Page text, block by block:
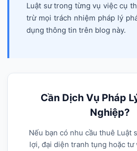
Luật sư trong từng vụ việc cụ
trừ mọi trách nhiệm pháp lý
dụng thông tin trên blog này.
Cần Dịch Vụ Pháp
Nghiệp?
Nếu bạn có nhu cầu thuê Luật
lợi, đại diện tranh tụng hoặc tư